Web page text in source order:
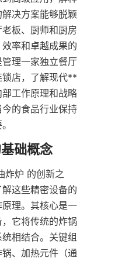
决方案能够脱颖
板、厨师和厨房
率和卓越成果的
理一家独立餐厅
店，了解现代**
工作原理和战略
的食品行业保持
炸炉 的创新之
这些精密设备的
理。其核心是一
它将传统的炸锅
相结合。关键组
、加热元件（通